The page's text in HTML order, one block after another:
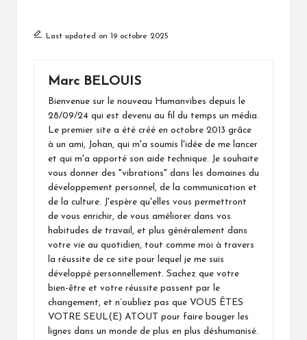
Last updated on 19 octobre 2025
Marc BELOUIS
Bienvenue sur le nouveau Humanvibes depuis le
28/09/24 qui est devenu au fil du temps un média.
Le premier site a été créé en octobre 2013 grâce
à un ami, Johan, qui m'a soumis l'idée de me lancer
et qui m'a apporté son aide technique. Je souhaite
vous donner des "vibrations" dans les domaines du
développement personnel, de la communication et
de la culture. J'espère qu'elles vous permettront
de vous enrichir, de vous améliorer dans vos
habitudes de travail, et plus généralement dans
votre vie au quotidien, tout comme moi à travers
la réussite de ce site pour lequel je me suis
développé personnellement. Sachez que votre
bien-être et votre réussite passent par le
changement, et n’oubliez pas que VOUS ÊTES
VOTRE SEUL(E) ATOUT pour faire bouger les
lignes dans un monde de plus en plus déshumanisé.